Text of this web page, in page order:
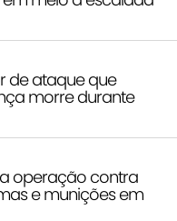
de ataque que
morre durante
operação contra
e munições em